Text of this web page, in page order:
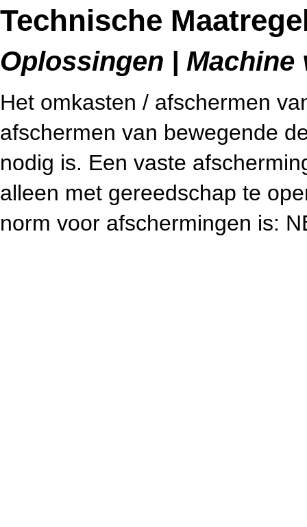
Technische
Oplossingen |
Het omkasten / afschermen
afschermen van bewegende
nodig is. Een vaste
alleen met gereedschap te
norm voor afschermingen is: